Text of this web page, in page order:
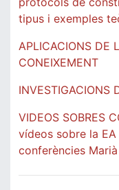
tipus i exemples
APLICACIONS DE
CONEIXEMENT
INVESTIGACIONS
VIDEOS SOBRES
vídeos sobre la EA
conferències